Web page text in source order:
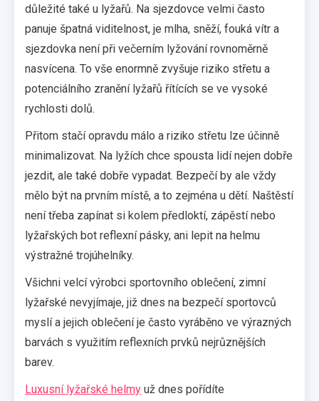
důležité také u lyžařů. Na sjezdovce velmi často
panuje špatná viditelnost, je mlha, sněží, fouká vítr a
sjezdovka není při večerním lyžování rovnoměrně
nasvícena. To vše enormně zvyšuje riziko střetu a
potenciálního zranění lyžařů řítících se ve vysoké
rychlosti dolů.
Přitom stačí opravdu málo a riziko střetu lze účinně
minimalizovat. Na lyžích chce spousta lidí nejen dobře
jezdit, ale také dobře vypadat. Bezpečí by ale vždy
mělo být na prvním místě, a to zejména u dětí. Naštěstí
není třeba zapínat si kolem předloktí, zápěstí nebo
lyžařských bot reflexní pásky, ani lepit na helmu
výstražné trojúhelníky.
Všichni velcí výrobci sportovního oblečení, zimní
lyžařské nevyjímaje, již dnes na bezpečí sportovců
myslí a jejich oblečení je často vyráběno ve výrazných
barvách s využitím reflexních prvků nejrůznějších
barev.
Luxusní lyžařské helmy už dnes pořídíte